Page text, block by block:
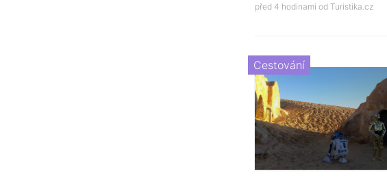
před 4 hodinami od Turistika.cz
Cestování